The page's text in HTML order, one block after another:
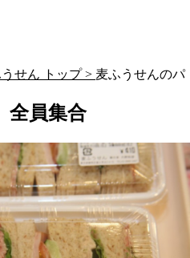
せん トップ > 麦ふうせんのパ
全員集合